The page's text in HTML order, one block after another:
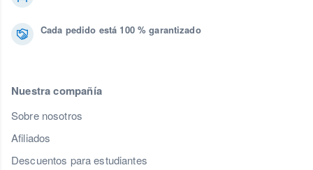
Cada pedido está 100 % garantizado
Nuestra compañía
Sobre nosotros
Afiliados
Descuentos para estudiantes